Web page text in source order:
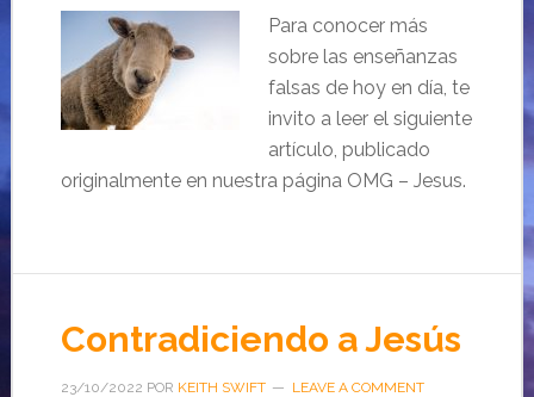
Para conocer más
sobre las enseñanzas
falsas de hoy en día, te
invito a leer el siguiente
artículo, publicado
originalmente en nuestra página OMG – Jesus.
Contradiciendo a Jesús
23/10/2022 POR KEITH SWIFT LEAVE A COMMENT